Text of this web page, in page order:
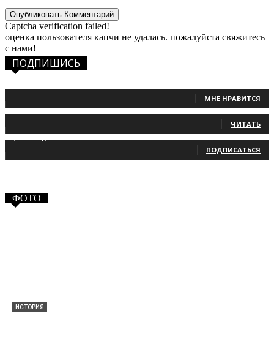
Captcha verification failed!
оценка пользователя капчи не удалась. пожалуйста свяжитесь
с нами!
ПОДПИШИСЬ
МНЕ НРАВИТСЯ
ЧИТАТЬ
ПОДПИСАТЬСЯ
ФОТО
ИСТОРИЯ